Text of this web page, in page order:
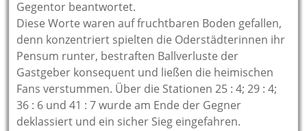
Gegentor beantwortet.
Diese Worte waren auf fruchtbaren Boden gefallen,
denn konzentriert spielten die Oderstädterinnen ihr
Pensum runter, bestraften Ballverluste der
Gastgeber konsequent und ließen die heimischen
Fans verstummen. Über die Stationen 25 : 4; 29 : 4;
36 : 6 und 41 : 7 wurde am Ende der Gegner
deklassiert und ein sicher Sieg eingefahren.